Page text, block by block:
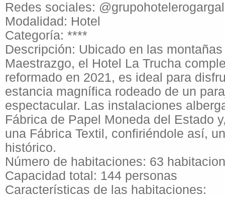
Redes sociales:
Modalidad: Hotel
Categoría: ****
Descripción: Ubicado en las
Maestrazgo, el Hotel La Trucha
reformado en 2021, es ideal para
estancia magnífica rodeado de un
espectacular. Las instalaciones
Fábrica de Papel Moneda del Estado
una Fábrica Textil, confiriéndole así,
histórico.
Número de habitaciones: 63
Capacidad total: 144 personas
Características de las habitaciones: